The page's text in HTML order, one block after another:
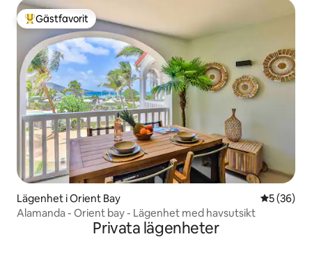
Populär gästfavorit
Gästfavorit
Lägenhet i Orient Bay 5 av 5 i
5 (36)
Alamanda - Orient bay - Lägenhet med havsutsikt
Privata lägenheter